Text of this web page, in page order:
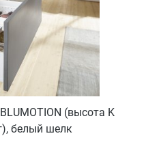
(высота K
белый шелк